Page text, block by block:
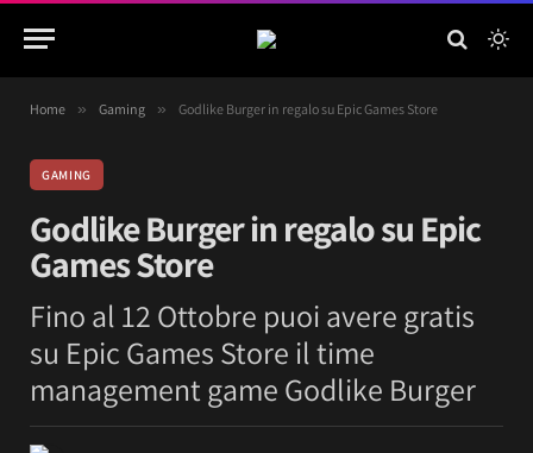
Home » Gaming » Godlike Burger in regalo su Epic Games Store
GAMING
Godlike Burger in regalo su Epic
Games Store
Fino al 12 Ottobre puoi avere gratis
su Epic Games Store il time
management game Godlike Burger